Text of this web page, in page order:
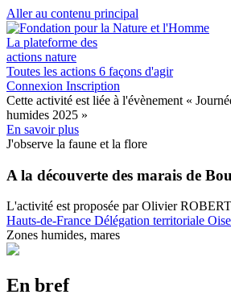
Aller au contenu principal
La plateforme des
actions nature
Toutes les actions 6 façons d'agir
Connexion Inscription
Cette activité est liée à l'évènement «
humides 2025 »
En savoir plus
J'observe la faune et la flore
A la découverte des marais de
L'activité est proposée parOlivier ROBERT
Hauts-de-France Délégation territoriale Oise
Zones humides, mares
En bref